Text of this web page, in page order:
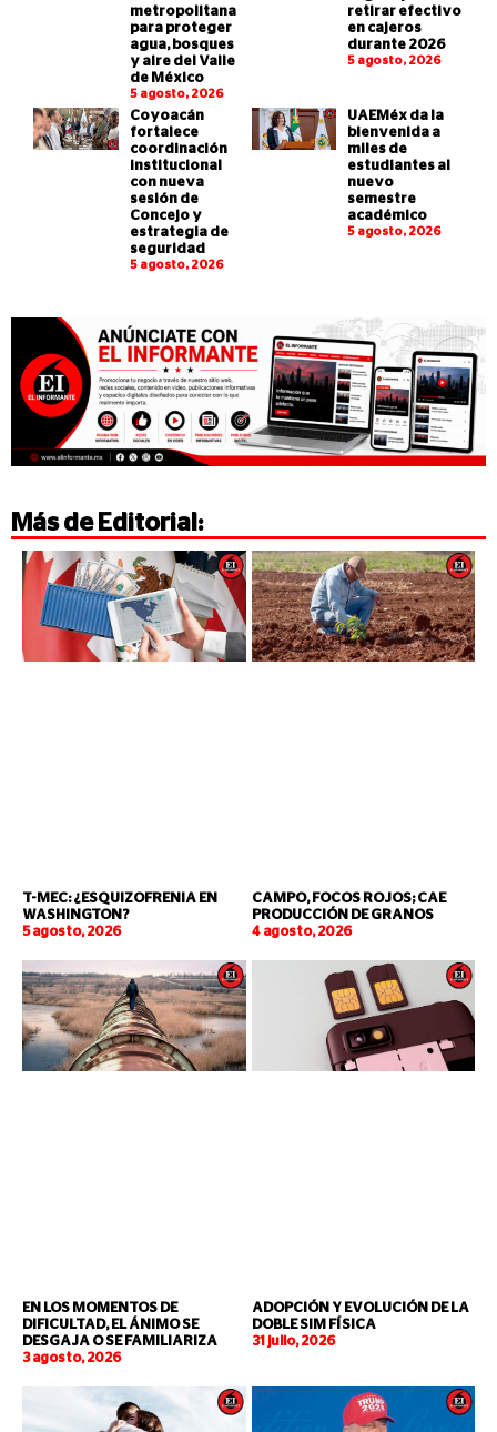
metropolitana
para proteger
agua, bosques
y aire del Valle
de México
5 agosto, 2026
retirar efectivo
en cajeros
durante 2026
5 agosto, 2026
Coyoacán
fortalece
coordinación
institucional
con nueva
sesión de
Concejo y
estrategia de
seguridad
5 agosto, 2026
UAEMéx da la
bienvenida a
miles de
estudiantes al
nuevo
semestre
académico
5 agosto, 2026
Más de Editorial :
T-MEC: ¿ESQUIZOFRENIA EN
WASHINGTON?
5 agosto, 2026
CAMPO, FOCOS ROJOS; CAE
PRODUCCIÓN DE GRANOS
4 agosto, 2026
EN LOS MOMENTOS DE
DIFICULTAD, EL ÁNIMO SE
DESGAJA O SE FAMILIARIZA
3 agosto, 2026
ADOPCIÓN Y EVOLUCIÓN DE LA
DOBLE SIM FÍSICA
31 julio, 2026